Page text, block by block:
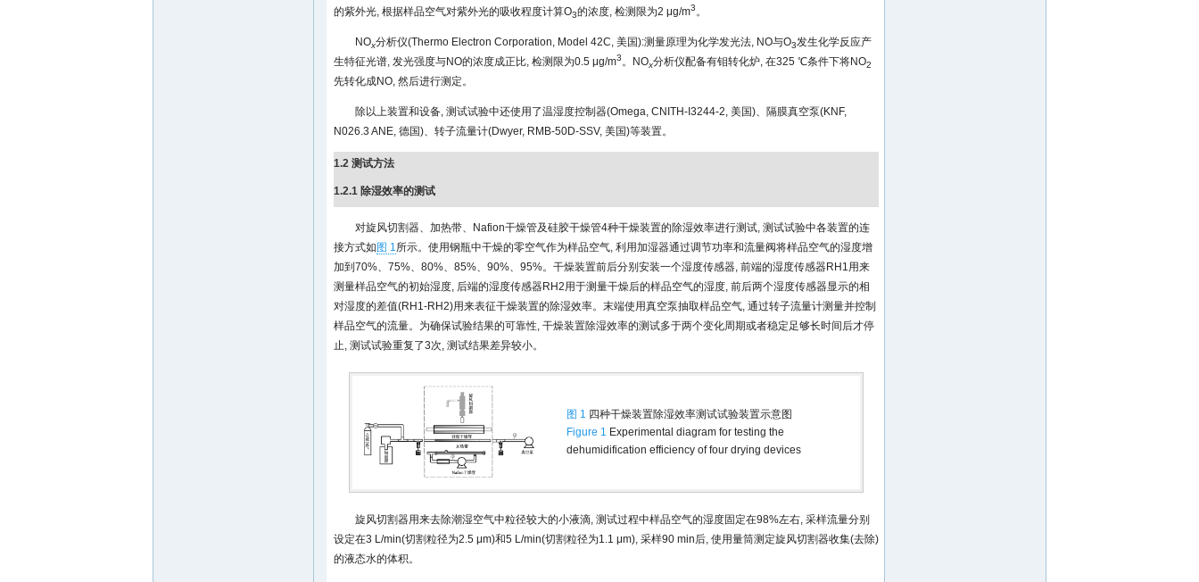
的紫外光, 根据样品空气对紫外光的吸收程度计算O3的浓度, 检测限为2 μg/m3。
NOx分析仪(Thermo Electron Corporation, Model 42C, 美国):测量原理为化学发光法, NO与O3发生化学反应产
生特征光谱, 发光强度与NO的浓度成正比, 检测限为0.5 μg/m3。NOx分析仪配备有钼转化炉, 在325 ℃条件下将NO2
先转化成NO, 然后进行测定。
除以上装置和设备, 测试试验中还使用了温湿度控制器(Omega, CNITH-I3244-2, 美国)、隔膜真空泵(KNF,
N026.3 ANE, 德国)、转子流量计(Dwyer, RMB-50D-SSV, 美国)等装置。
1.2 测试方法
1.2.1 除湿效率的测试
对旋风切割器、加热带、Nafion干燥管及硅胶干燥管4种干燥装置的除湿效率进行测试, 测试试验中各装置的连
接方式如 图 1所示。使用钢瓶中干燥的零空气作为样品空气, 利用加湿器通过调节功率和流量阀将样品空气的湿度增
加到70%、75%、80%、85%、90%、95%。干燥装置前后分别安装一个湿度传感器, 前端的湿度传感器RH1用来
测量样品空气的初始湿度, 后端的湿度传感器RH2用于测量干燥后的样品空气的湿度, 前后两个湿度传感器显示的相
对湿度的差值(RH1-RH2)用来表征干燥装置的除湿效率。末端使用真空泵抽取样品空气, 通过转子流量计测量并控制
样品空气的流量。为确保试验结果的可靠性, 干燥装置除湿效率的测试多于两个变化周期或者稳定足够长时间后才停
止, 测试试验重复了3次, 测试结果差异较小。
图 1 四种干燥装置除湿效率测试试验装置示意图
Figure 1 Experimental diagram for testing the
dehumidification efficiency of four drying devices
旋风切割器用来去除潮湿空气中粒径较大的小液滴, 测试过程中样品空气的湿度固定在98%左右, 采样流量分别
设定在3 L/min(切割粒径为2.5 μm)和5 L/min(切割粒径为1.1 μm), 采样90 min后, 使用量筒测定旋风切割器收集(去除)
的液态水的体积。